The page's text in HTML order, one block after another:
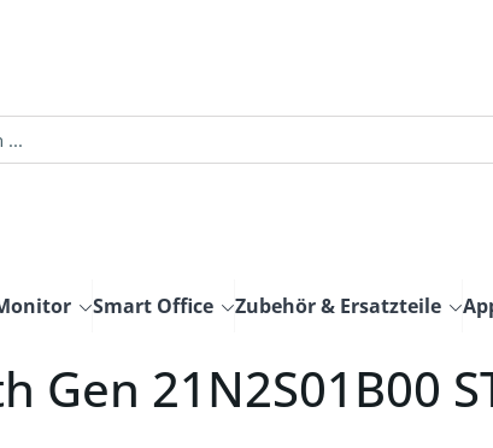
Smart Office Zubehör & Ersatzteile
Gen 21N2S01B00